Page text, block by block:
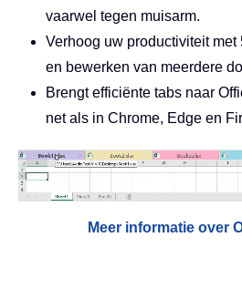
vaarwel tegen muisarm.
Verhoog uw productiviteit
en bewerken van meerdere
Brengt efficiënte tabs naar
net als in Chrome, Edge en
Meer informatie over